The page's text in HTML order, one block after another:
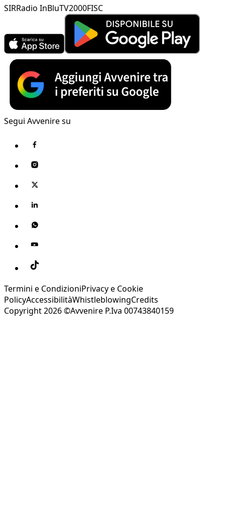
SIRRadio InBluTV2000FISC
Segui Avvenire su
Termini e CondizioniPrivacy e Cookie
PolicyAccessibilitàWhistleblowingCredits
Copyright 2026 ©Avvenire P.Iva 00743840159